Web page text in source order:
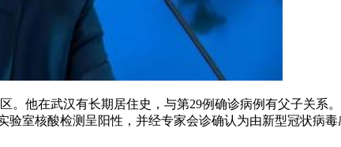
。他在武汉有长期居住史，与第29例确诊病例有父子关系
验室核酸检测呈阳性，并经专家会诊确认为由新型冠状病